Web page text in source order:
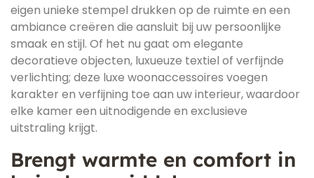
eigen unieke stempel drukken op de ruimte en een
ambiance creëren die aansluit bij uw persoonlijke
smaak en stijl. Of het nu gaat om elegante
decoratieve objecten, luxueuze textiel of verfijnde
verlichting; deze luxe woonaccessoires voegen
karakter en verfijning toe aan uw interieur, waardoor
elke kamer een uitnodigende en exclusieve
uitstraling krijgt.
Brengt warmte en comfort in